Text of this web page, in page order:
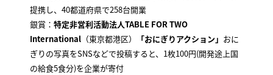
提携し、40都道府県で258台開業
銀賞： 特定非営利活動法人TABLE FOR TWO
International（東京都港区） 「おにぎりアクション」 おに
ぎりの写真をSNSなどで投稿すると、1枚100円(開発途上国
の給食5食分)を企業が寄付